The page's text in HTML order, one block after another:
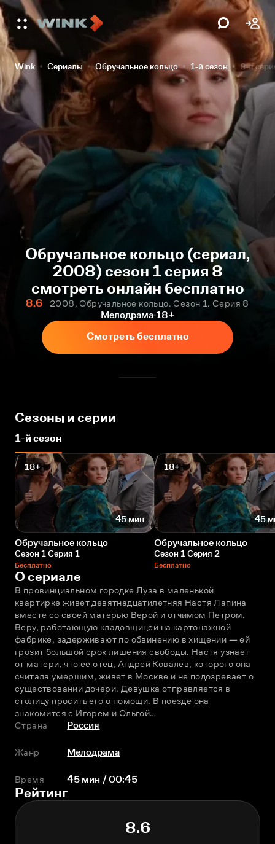
Wink Сериалы Обручальное кольцо 1-й сезон 8-я
Обручальное кольцо (сериал,
2008) сезон 1 серия 8
смотреть онлайн бесплатно
8.6
2008, Обручальное кольцо. Сезон 1. Серия 8
Мелодрама 18+
Смотреть бесплатно
Сезоны и серии
1-й сезон
18+
45 мин
Обручальное кольцо
Сезон 1 Серия 1
Бесплатно
18+
45
Обручальное кольцо
Сезон 1 Серия 2
Бесплатно
О сериале
В провинциальном городке Луза в маленькой
квартирке живет девятнадцатилетняя Настя Лапина
вместе со своей матерью Верой и отчимом Петром.
Веру, работающую кладовщицей на картонажной
фабрике, задерживают по обвинению в хищении — ей
грозит большой срок лишения свободы. Настя узнает
от матери, что ее отец, Андрей Ковалев, которого она
считала умершим, живет в Москве и не подозревает о
существовании дочери. Девушка отправляется в
столицу просить его о помощи. В поезде она
знакомится с Игорем и Ольгой…
Страна
Россия
Жанр Мелодрама
Время 45 мин / 00:45
Рейтинг
8.6